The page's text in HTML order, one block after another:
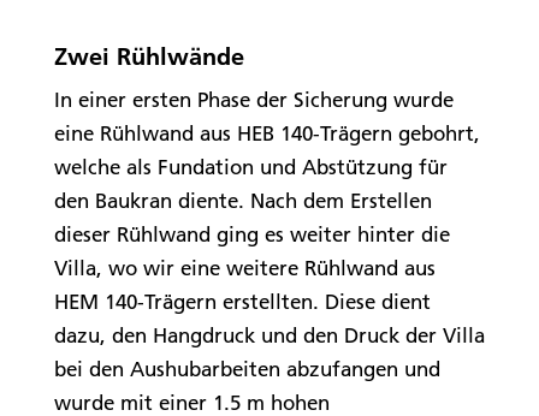
Zwei Rühlwände
In einer ersten Phase der Sicherung wurde
eine Rühlwand aus HEB 140-Trägern gebohrt,
welche als Fundation und Abstützung für
den Baukran diente. Nach dem Erstellen
dieser Rühlwand ging es weiter hinter die
Villa, wo wir eine weitere Rühlwand aus
HEM 140-Trägern erstellten. Diese dient
dazu, den Hangdruck und den Druck der Villa
bei den Aushubarbeiten abzufangen und
wurde mit einer 1.5 m hohen